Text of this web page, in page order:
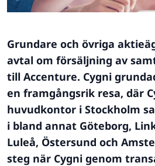
Grundare och övriga
avtal om försäljning av
till Accenture. Cygni
en framgångsrik resa, där
huvudkontor i Stockholm
i bland annat Göteborg,
Luleå, Östersund och
steg när Cygni genom